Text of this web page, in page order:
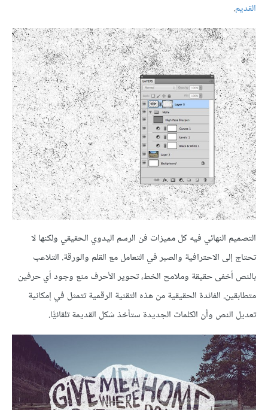
القديم.
التصميم النهائي فيه كل مميزات فن الرسم اليدوي الحقيقي ولكنها لا
تحتاج إلى الاحترافية والصبر في التعامل مع القلم والورقة. التلاعب
بالنص أخفى حقيقة وملامح الخط، تحوير الأحرف منع وجود أي حرفين
متطابقين. الفائدة الحقيقية من هذه التقنية الرقمية تتمثل في إمكانية
تعديل النص وأن الكلمات الجديدة ستأخذ شكل القديمة تلقائيًّا.